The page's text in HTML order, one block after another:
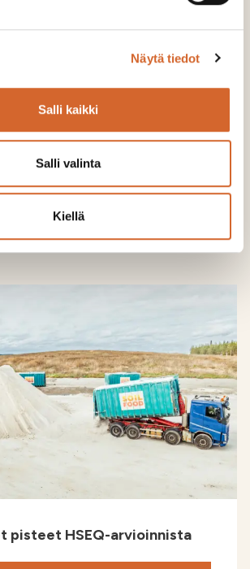
Näytä tiedot
Salli kaikki
Salli valinta
Kiellä
International Horse
LUE LISÄÄ
pisteet HSEQ-arvioinnista